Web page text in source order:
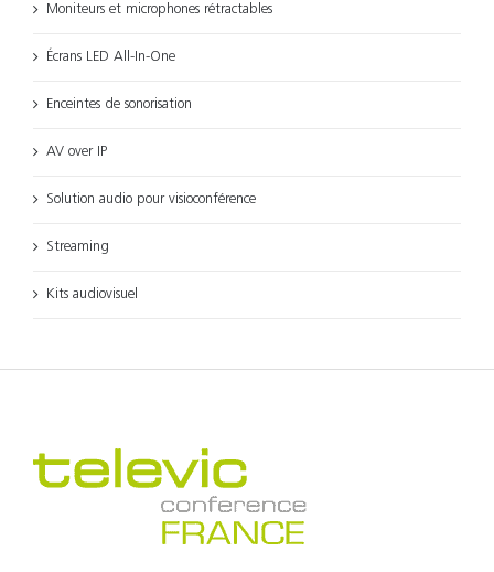
Moniteurs et microphones rétractables
Écrans LED All-In-One
Enceintes de sonorisation
AV over IP
Solution audio pour visioconférence
Streaming
Kits audiovisuel